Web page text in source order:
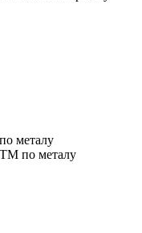
металу
по металу